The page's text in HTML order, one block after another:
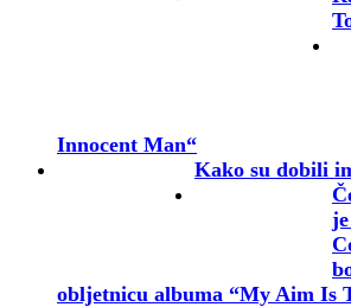
Innocent Man“
Kako su dobili
obljetnicu albuma “My Aim Is